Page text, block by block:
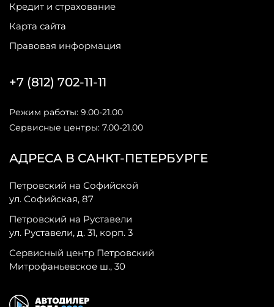
Кредит и страхование
Карта сайта
Правовая информация
АДРЕСА В САНКТ-ПЕТЕРБУРГЕ
Петровский на Софийской
ул. Софийская, 87
Петровский на Руставели
ул. Руставели, д. 31, корп. 3
Сервисный центр Петровский
Митрофаньевское ш., 30
+7 (812) 702-11-11
Режим работы: 9.00-21.00
Сервисные центры: 7.00-21.00